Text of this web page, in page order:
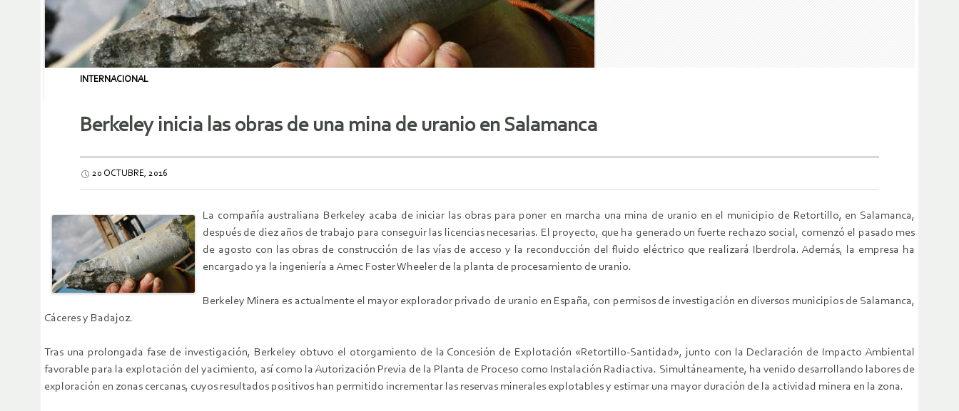
INTERNACIONAL
Berkeley inicia las obras de una mina de uranio en Salamanca
20 OCTUBRE, 2016
La compañía australiana Berkeley acaba de iniciar las obras para poner en marcha una mina de uranio en el municipio de Retortillo, en Salamanca,
después de diez años de trabajo para conseguir las licencias necesarias. El proyecto, que ha generado un fuerte rechazo social, comenzó el pasado mes
de agosto con las obras de construcción de las vías de acceso y la reconducción del fluido eléctrico que realizará Iberdrola. Además, la empresa ha
encargado ya la ingeniería a Amec Foster Wheeler de la planta de procesamiento de uranio.
Berkeley Minera es actualmente el mayor explorador privado de uranio en España, con permisos de investigación en diversos municipios de Salamanca,
Cáceres y Badajoz.
Tras una prolongada fase de investigación, Berkeley obtuvo el otorgamiento de la Concesión de Explotación «Retortillo-Santidad», junto con la Declaración de Impacto Ambiental
favorable para la explotación del yacimiento, así como la Autorización Previa de la Planta de Proceso como Instalación Radiactiva. Simultáneamente, ha venido desarrollando labores de
exploración en zonas cercanas, cuyos resultados positivos han permitido incrementar las reservas minerales explotables y estimar una mayor duración de la actividad minera en la zona.